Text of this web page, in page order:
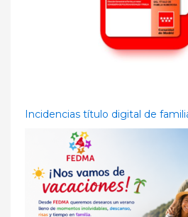
Incidencias título digital de